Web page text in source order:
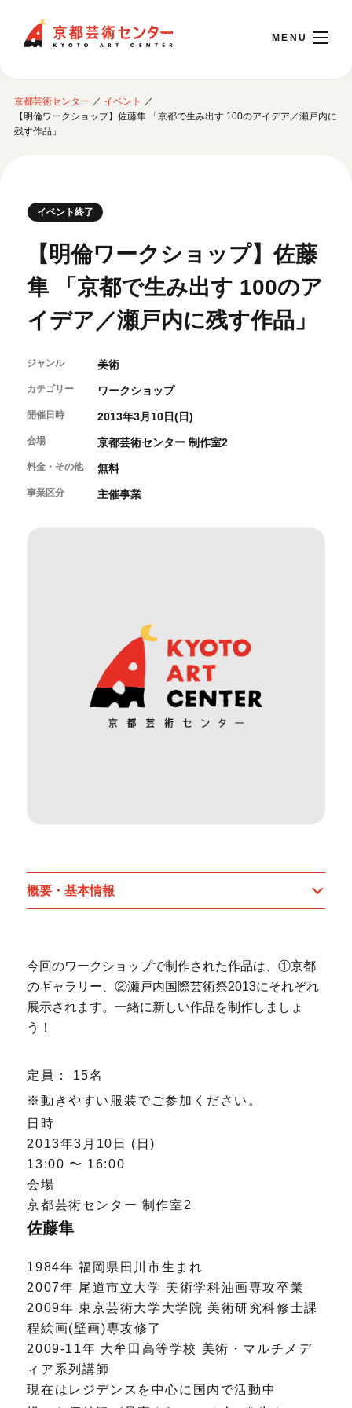
English
※チケット窓口は18:00まで／ギャラリー・図書室・情報コーナーは20:00まで／カ
フェは11:00～18:00まで営業
ご利用案内
開館時間・アクセシビリティ
フロアガイド
図書室・情報コーナー
よくあるご質問
取材／視察・見学／撮影
イベントに参加する
月間スケジュール
これまでのイベント
センターのプログラム・事業
制作室を使う
制作室の使用方法・募集要項
制作室の設備
公募情報
ボランティア・サポーター
ボランティア
サイトポリシー&プライバシーポリシー
オフィシャルSNS
京都芸術センター ／ イベント ／
【明倫ワークショップ】佐藤隼 「京都で生み出す 100のアイデア／瀬戸内に
残す作品」
イベント終了
【明倫ワークショップ】佐藤
隼 「京都で生み出す 100のア
イデア／瀬戸内に残す作品」
ジャンル 美術
カテゴリー ワークショップ
開催日時 2013年3月10日(日)
会場 京都芸術センター 制作室2
料金・その他 無料
事業区分 主催事業
概要・基本情報
今回のワークショップで制作された作品は、①京都
のギャラリー、②瀬戸内国際芸術祭2013にそれぞれ
展示されます。一緒に新しい作品を制作しましょ
う！
定員： 15名
※動きやすい服装でご参加ください。
日時
2013年3月10日 (日)
13:00 〜 16:00
会場
京都芸術センター 制作室2
佐藤隼
1984年 福岡県田川市生まれ
2007年 尾道市立大学 美術学科油画専攻卒業
2009年 東京芸術大学大学院 美術研究科修士課
程絵画(壁画)専攻修了
2009-11年 大牟田高等学校 美術・マルチメデ
ィア系列講師
現在はレジデンスを中心に国内で活動中